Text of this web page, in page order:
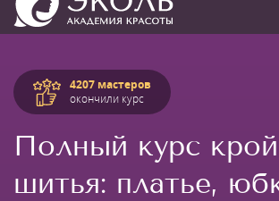
4207 мастеров
окончили курс
Полный курс
шитья: платье,